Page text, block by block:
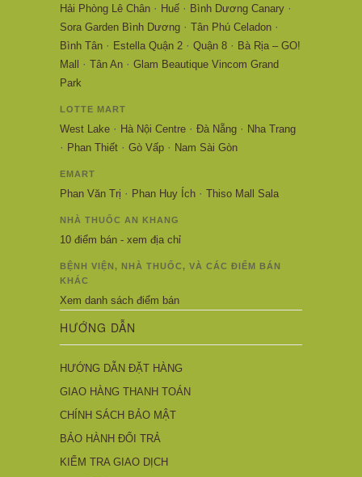
Hải Phòng Lê Chân · Huế · Bình Dương Canary ·
Sora Garden Bình Dương · Tân Phú Celadon ·
Bình Tân · Estella Quận 2 · Quận 8 · Bà Rịa – GO!
Mall
· Tân An · Glam Beautique Vincom Grand
Park
LOTTE MART
West Lake · Hà Nội Centre · Đà Nẵng · Nha Trang
· Phan Thiết · Gò Vấp · Nam Sài Gòn
EMART
Phan Văn Trị · Phan Huy Ích · Thiso Mall Sala
NHÀ THUỐC AN KHANG
10 điểm bán - xem địa chỉ
BỆNH VIỆN, NHÀ THUỐC, VÀ CÁC ĐIỂM BÁN
KHÁC
Xem danh sách điểm bán
HƯỚNG DẪN
HƯỚNG DẪN ĐẶT HÀNG
GIAO HÀNG THANH TOÁN
CHÍNH SÁCH BẢO MẬT
BẢO HÀNH ĐỔI TRẢ
KIỂM TRA GIAO DỊCH